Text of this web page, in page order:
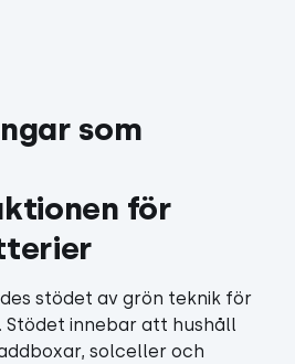
som
för
stödet av grön teknik för
Stödet innebar att hushåll
solceller och